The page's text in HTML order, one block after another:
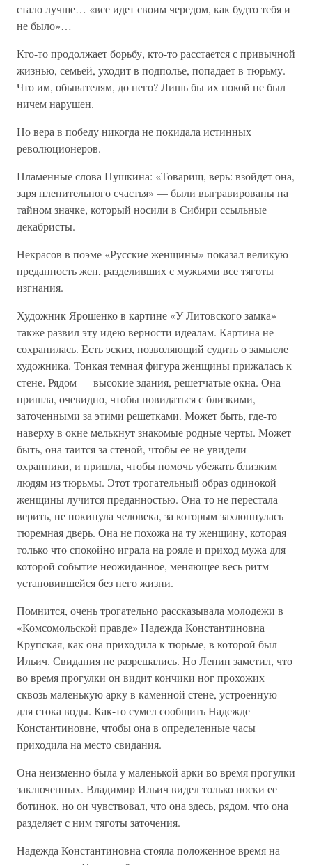
стало лучше… «все идет своим чередом, как будто тебя и
не было»…
Кто-то продолжает борьбу, кто-то расстается с привычной
жизнью, семьей, уходит в подполье, попадает в тюрьму.
Что им, обывателям, до него? Лишь бы их покой не был
ничем нарушен.
Но вера в победу никогда не покидала истинных
революционеров.
Пламенные слова Пушкина: «Товарищ, верь: взойдет она,
заря пленительного счастья» — были выгравированы на
тайном значке, который носили в Сибири ссыльные
декабристы.
Некрасов в поэме «Русские женщины» показал великую
преданность жен, разделивших с мужьями все тяготы
изгнания.
Художник Ярошенко в картине «У Литовского замка»
также развил эту идею верности идеалам. Картина не
сохранилась. Есть эскиз, позволяющий судить о замысле
художника. Тонкая темная фигура женщины прижалась к
стене. Рядом — высокие здания, решетчатые окна. Она
пришла, очевидно, чтобы повидаться с близкими,
заточенными за этими решетками. Может быть, где-то
наверху в окне мелькнут знакомые родные черты. Может
быть, она таится за стеной, чтобы ее не увидели
охранники, и пришла, чтобы помочь убежать близким
людям из тюрьмы. Этот трогательный образ одинокой
женщины лучится преданностью. Она-то не перестала
верить, не покинула человека, за которым захлопнулась
тюремная дверь. Она не похожа на ту женщину, которая
только что спокойно играла на рояле и приход мужа для
которой событие неожиданное, меняющее весь ритм
установившейся без него жизни.
Помнится, очень трогательно рассказывала молодежи в
«Комсомольской правде» Надежда Константиновна
Крупская, как она приходила к тюрьме, в которой был
Ильич. Свидания не разрешались. Но Ленин заметил, что
во время прогулки он видит кончики ног прохожих
сквозь маленькую арку в каменной стене, устроенную
для стока воды. Как-то сумел сообщить Надежде
Константиновне, чтобы она в определенные часы
приходила на место свидания.
Она неизменно была у маленькой арки во время прогулки
заключенных. Владимир Ильич видел только носки ее
ботинок, но он чувствовал, что она здесь, рядом, что она
разделяет с ним тяготы заточения.
Надежда Константиновна стояла положенное время на